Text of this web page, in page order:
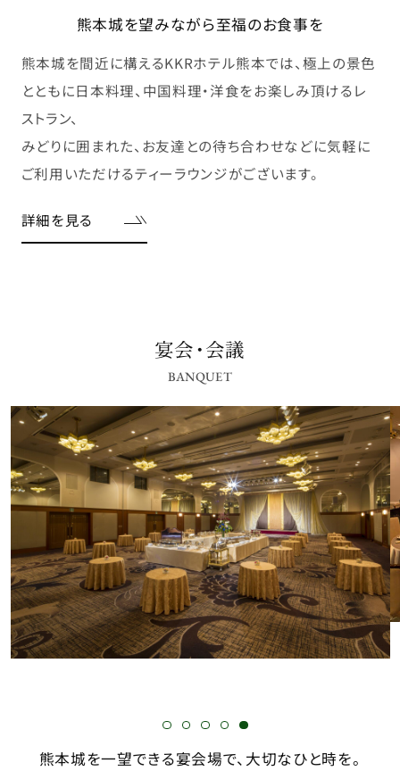
熊本城を望みながら至福のお食事を
熊本城を間近に構えるKKRホテル熊本では、極上の景色
とともに日本料理、中国料理・洋食をお楽しみ頂けるレ
ストラン、
みどりに囲まれた、お友達との待ち合わせなどに気軽に
ご利用いただけるティーラウンジがございます。
詳細を見る
宴会・会議
BANQUET
熊本城を一望できる宴会場で、大切なひと時を。